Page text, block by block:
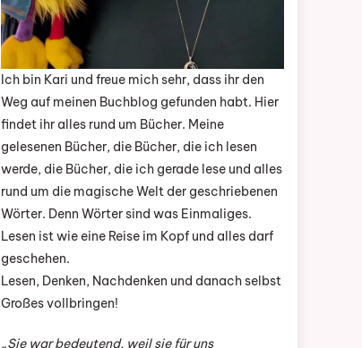
Ich bin Kari und freue mich sehr, dass ihr den
Weg auf meinen Buchblog gefunden habt. Hier
findet ihr alles rund um Bücher. Meine
gelesenen Bücher, die Bücher, die ich lesen
werde, die Bücher, die ich gerade lese und alles
rund um die magische Welt der geschriebenen
Wörter. Denn Wörter sind was Einmaliges.
Lesen ist wie eine Reise im Kopf und alles darf
geschehen.
Lesen, Denken, Nachdenken und danach selbst
Großes vollbringen!
„Sie war bedeutend, weil sie für uns